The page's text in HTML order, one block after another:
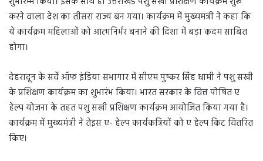
करने वाला देश का तीसरा राज्य बन गया। कार्यक्रम में मुख्यमंत्री ने कहा कि
ये कार्यक्रम महिलाओं को आत्मनिर्भर बनाने की दिशा में बड़ा कदम साबित
होगा।
देहरादून के सर्वे ऑफ इंडिया सभागार में सीएम पुष्कर सिंह धामी ने पशु सखी
के प्रशिक्षण कार्यक्रम का शुभारंभ किया। भारत सरकार के वित्त पोषित ए
हेल्प योजना के तहत पशु सखी प्रशिक्षण कार्यक्रम आयोजित किया गया है।
कार्यक्रम में मुख्यमंत्री ने तेइस ए- हेल्प कार्यकत्रियों को ए हेल्प किट वितरित
किए।